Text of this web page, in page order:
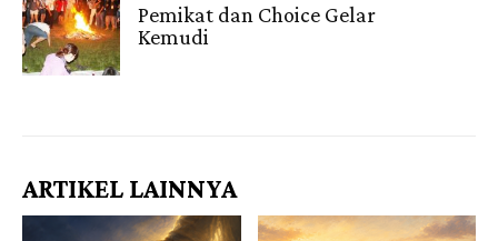
Pemikat dan Choice Gelar
Kemudi
Gendis.ID
ARTIKEL LAINNYA